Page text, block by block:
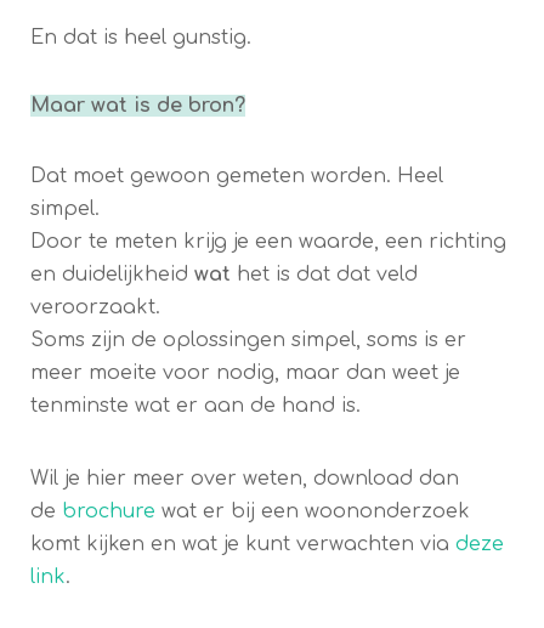
En dat is heel gunstig.
Maar wat is de bron?
Dat moet gewoon gemeten worden. Heel
simpel.
Door te meten krijg je een waarde, een richting
en duidelijkheid wat het is dat dat veld
veroorzaakt.
Soms zijn de oplossingen simpel, soms is er
meer moeite voor nodig, maar dan weet je
tenminste wat er aan de hand is.
Wil je hier meer over weten, download dan
de brochure wat er bij een woononderzoek
komt kijken en wat je kunt verwachten via deze
link.